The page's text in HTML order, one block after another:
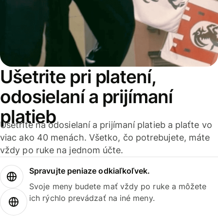
Ušetrite pri platení,
odosielaní a prijímaní
platieb
Ušetrite na odosielaní a prijímaní platieb a plaťte vo
viac ako 40 menách. Všetko, čo potrebujete, máte
vždy po ruke na jednom účte.
Spravujte peniaze odkiaľkoľvek.
Svoje meny budete mať vždy po ruke a môžete
ich rýchlo prevádzať na iné meny.